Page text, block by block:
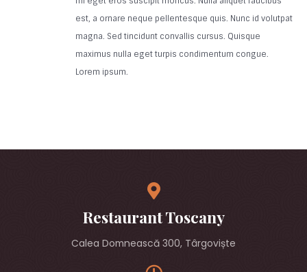
est, a ornare neque pellentesque quis. Nunc id volutpat
magna. Sed tincidunt convallis cursus. Quisque
maximus nulla eget turpis condimentum congue.
Lorem ipsum.
Restaurant Toscany
Calea Domnească 300, Târgoviște